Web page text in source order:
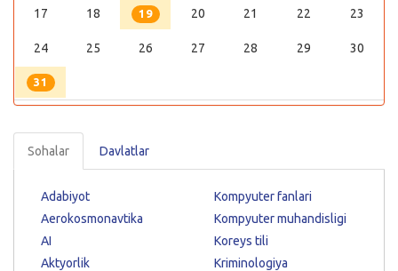
17 18 19 20 21 22 23
24 25 26 27 28 29 30
31
Sohalar Davlatlar
Adabiyot
Aerokosmonavtika
AI
Aktyorlik
Kompyuter fanlari
Kompyuter muhandisligi
Koreys tili
Kriminologiya